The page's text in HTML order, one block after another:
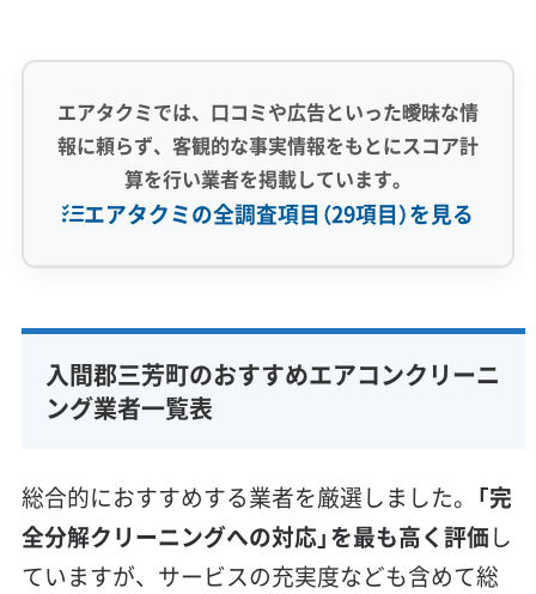
エアタクミでは、口コミや広告といった曖昧な情
報に頼らず、客観的な事実情報をもとにスコア計
算を行い業者を掲載しています。
エアタクミの全調査項目（29項目）を見る
完全分解洗浄 部分クリーニング
実績10年以上
資格保有スタッフ
家庭用エアコン
保証付き アフターフォロー
女性スタッフ在籍
エコ洗剤使用
アレルギー対策
ハウスダスト除去
入間郡三芳町のおすすめエアコンクリーニ
ング業者一覧表
総合的におすすめする業者を厳選しました。 「完
全分解クリーニングへの対応」を最も高く評価し
ていますが、サービスの充実度なども含めて総